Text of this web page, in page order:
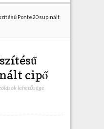
h
Ponte20 supinált
cipő
lehetősége